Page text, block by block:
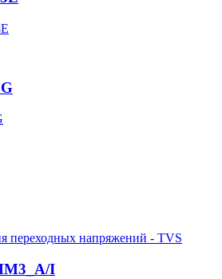
переходных напряжений - TVS
I